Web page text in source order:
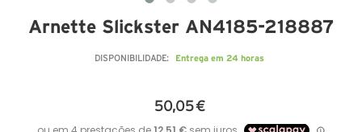
Arnette Slickster AN4185-218887
DISPONIBILIDADE: Entrega em 24 horas
50,05 €